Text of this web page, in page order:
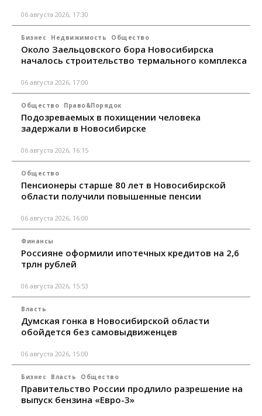
06 августа 2026, 17:30
Бизнес Недвижимость Общество
Около Заельцовского бора Новосибирска
началось строительство термального комплекса
06 августа 2026, 17:00
Общество Право&Порядок
Подозреваемых в похищении человека
задержали в Новосибирске
06 августа 2026, 16:15
Общество
Пенсионеры старше 80 лет в Новосибирской
области получили повышенные пенсии
06 августа 2026, 16:00
Финансы
Россияне оформили ипотечных кредитов на 2,6
трлн рублей
06 августа 2026, 15:53
Власть
Думская гонка в Новосибирской области
обойдется без самовыдвиженцев
06 августа 2026, 15:00
Бизнес Власть Общество
Правительство России продлило разрешение на
выпуск бензина «Евро-3»